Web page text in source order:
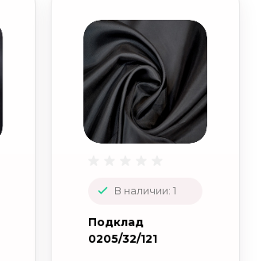
В наличии: 1
Подклад
0205/32/121